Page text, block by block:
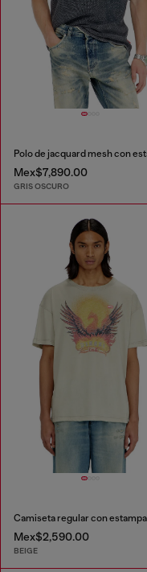
Mex$7,890.00
GRIS OSCURO
Mex$2,590.00
BEIGE